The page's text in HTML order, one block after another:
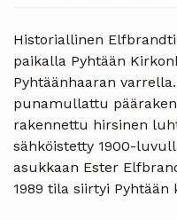
Historiallinen
paikalla Pyhtään
Pyhtäänhaaran
punamullattu
rakennettu hirsinen
sähköistetty 1900-
asukkaan Ester
1989 tila siirtyi